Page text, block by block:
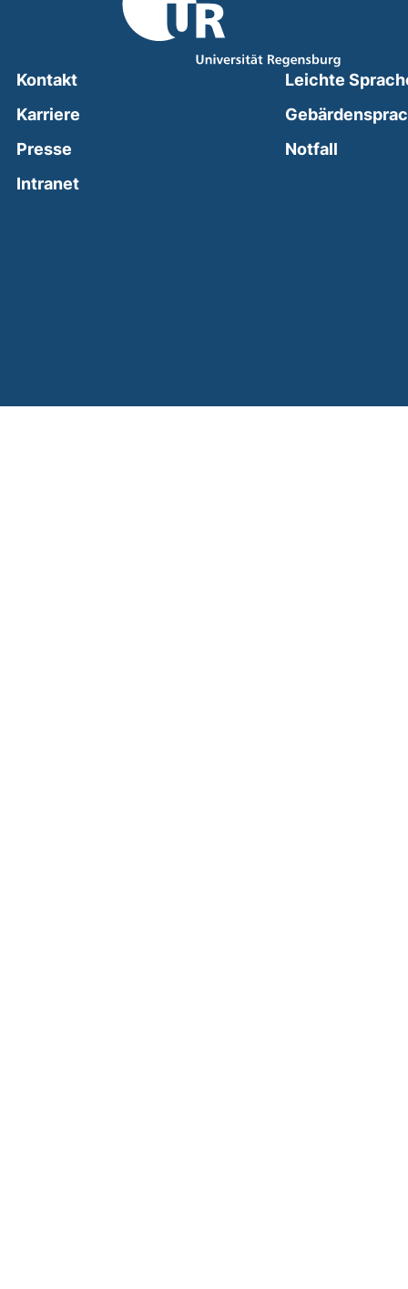
Kontakt
Karriere
Presse
Intranet(external link, opens in a new window)
Leichte
Notfall